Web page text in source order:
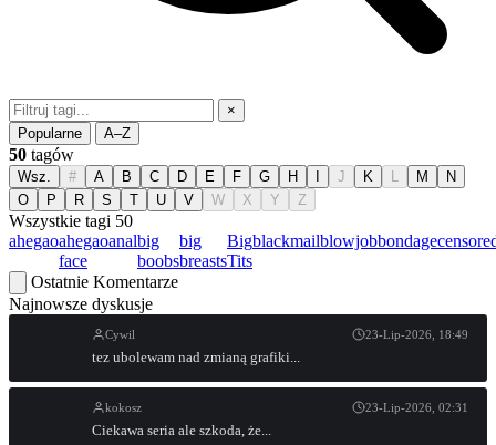
×
Popularne
A–Z
50 tagów
Wsz. # A B C D E F G H J K L M
N
O
P R S T U V W X Y Z
Wszystkie tagi 50
ahegaoahegao
face
analbig
boobs
big
breasts
Big
Tits
blackmailblowjobbondage
Ostatnie Komentarze
Najnowsze dyskusje
Cywil 23-Lip-2026, 18:49
tez ubolewam nad zmianą grafiki...
kokosz 23-Lip-2026, 02:31
Ciekawa seria ale szkoda, że...